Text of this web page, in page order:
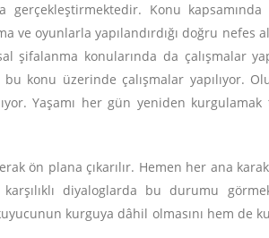
gerçekleştirmektedir. Konu
ve oyunlarla yapılandırdığı doğru nefes
şifalanma konularında da çalışmalar
konu üzerinde çalışmalar yapılıyor.
Yaşamı her gün yeniden kurgulamak
ön plana çıkarılır. Hemen her ana
diyaloglarda bu durumu
kurguya dâhil olmasını hem de